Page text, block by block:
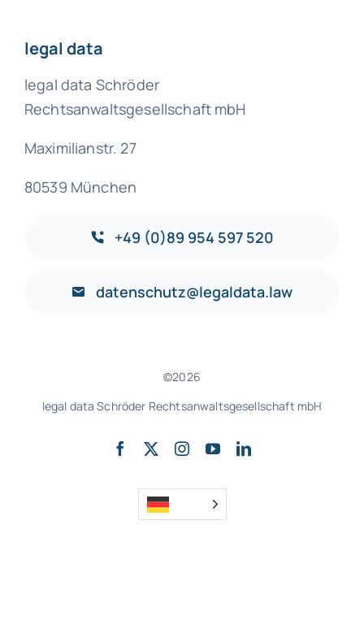
legal data
legal data Schröder
Rechtsanwaltsgesellschaft mbH
Maximilianstr. 27
80539 München
+49 (0)89 954 597 520
datenschutz@legaldata.law
©2026
legal data Schröder Rechtsanwaltsgesellschaft mbH